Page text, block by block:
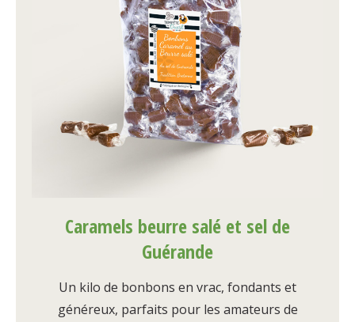
Caramels beurre salé et sel de
Guérande
Un kilo de bonbons en vrac, fondants et
généreux, parfaits pour les amateurs de